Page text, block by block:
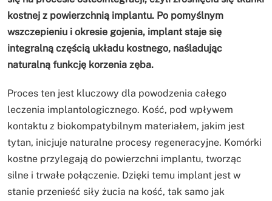
kostnej z powierzchnią implantu. Po pomyślnym
wszczepieniu i okresie gojenia, implant staje się
integralną częścią układu kostnego, naśladując
naturalną funkcję korzenia zęba.
Proces ten jest kluczowy dla powodzenia całego
leczenia implantologicznego. Kość, pod wpływem
kontaktu z biokompatybilnym materiałem, jakim jest
tytan, inicjuje naturalne procesy regeneracyjne. Komórki
kostne przylegają do powierzchni implantu, tworząc
silne i trwałe połączenie. Dzięki temu implant jest w
stanie przenieść siły żucia na kość, tak samo jak